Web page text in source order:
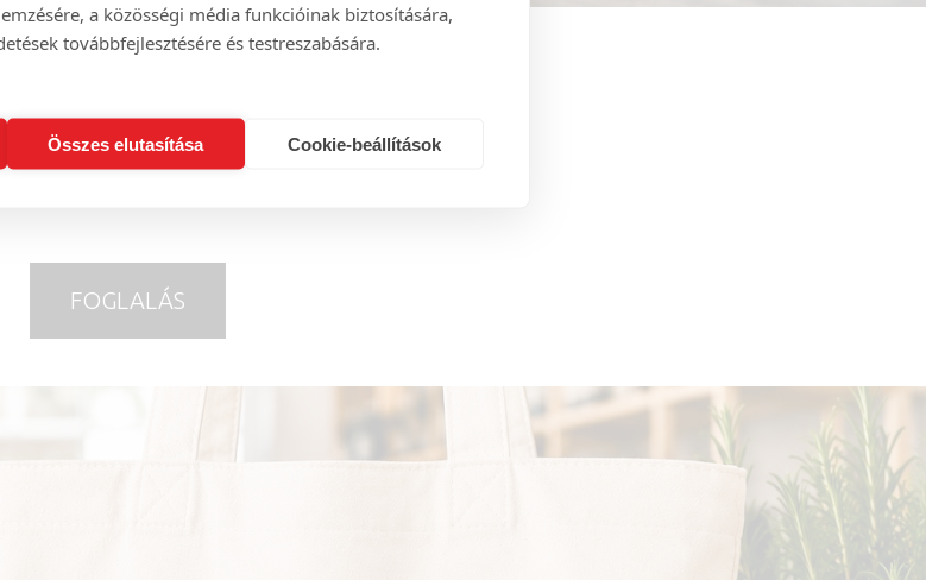
a közösségi média funkcióinak biztosítására,
továbbfejlesztésére és testreszabására.
Összes elutasítása Cookie-beállítások
FOGLALÁS